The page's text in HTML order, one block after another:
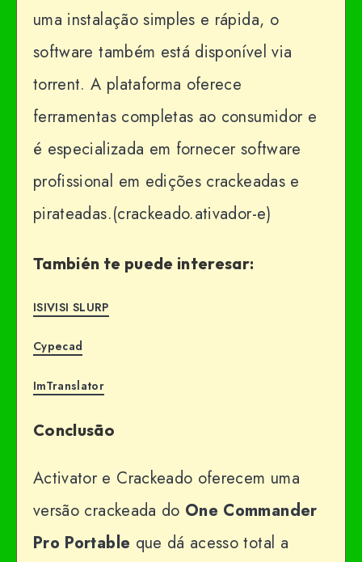
uma instalação simples e rápida, o
software também está disponível via
torrent. A plataforma oferece
ferramentas completas ao consumidor e
é especializada em fornecer software
profissional em edições crackeadas e
pirateadas.(crackeado.ativador-e)
También te puede interesar:
ISIVISI SLURP
Cypecad
ImTranslator
Conclusão
Activator e Crackeado oferecem uma
versão crackeada do One Commander
Pro Portable que dá acesso total a